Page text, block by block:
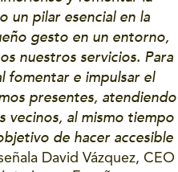
un pilar esencial en la
gesto en un entorno,
nuestros servicios. Para
fomentar e impulsar el
presentes, atendiendo
vecinos, al mismo tiempo
de hacer accesible
David Vázquez, CEO